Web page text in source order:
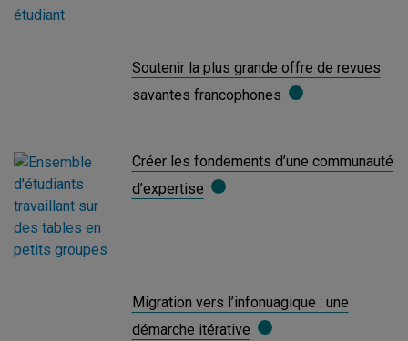
Soutenir la plus grande offre de revues
savantes francophones
Créer les fondements d’une communauté
d’expertise
Migration vers l’infonuagique : une
démarche itérative